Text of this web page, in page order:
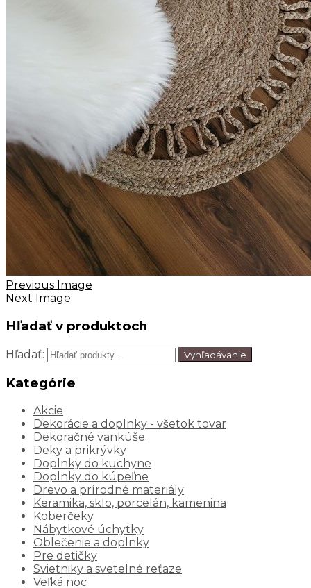
Previous Image
Next Image
Hľadať v produktoch
Hľadať: Vyhľadávanie
Kategórie
Akcie
Dekorácie a doplnky - všetok tovar
Dekoračné vankúše
Deky a prikrývky
Doplnky do kuchyne
Doplnky do kúpeľne
Drevo a prírodné materiály
Keramika, sklo, porcelán, kamenina
Koberčeky
Nábytkové úchytky
Oblečenie a doplnky
Pre detičky
Svietniky a svetelné reťaze
Veľká noc